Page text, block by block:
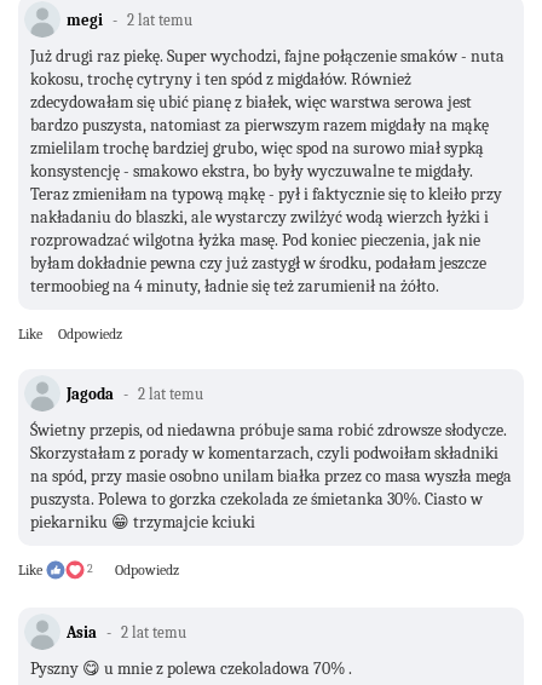
megi 2 lat temu
Już drugi raz piekę. Super wychodzi, fajne połączenie smaków - nuta
kokosu, trochę cytryny i ten spód z migdałów. Również
zdecydowałam się ubić pianę z białek, więc warstwa serowa jest
bardzo puszysta, natomiast za pierwszym razem migdały na mąkę
zmielilam trochę bardziej grubo, więc spod na surowo miał sypką
konsystencję - smakowo ekstra, bo były wyczuwalne te migdały.
Teraz zmieniłam na typową mąkę - pył i faktycznie się to kleiło przy
nakładaniu do blaszki, ale wystarczy zwilżyć wodą wierzch łyżki i
rozprowadzać wilgotna łyżka masę. Pod koniec pieczenia, jak nie
byłam dokładnie pewna czy już zastygł w środku, podałam jeszcze
termoobieg na 4 minuty, ładnie się też zarumienił na żółto.
Like Odpowiedz
Jagoda 2 lat temu
Świetny przepis, od niedawna próbuje sama robić zdrowsze słodycze.
Skorzystałam z porady w komentarzach, czyli podwoiłam składniki
na spód, przy masie osobno unilam białka przez co masa wyszła mega
puszysta. Polewa to gorzka czekolada ze śmietanka 30%. Ciasto w
piekarniku 😁 trzymajcie kciuki
Like 2 Odpowiedz
Asia 2 lat temu
Pyszny 😋 u mnie z polewa czekoladowa 70% .